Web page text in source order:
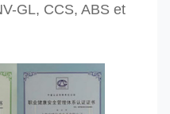
GL, CCS, ABS et